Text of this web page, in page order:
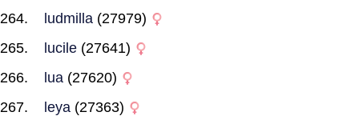
ludmilla (27979)
lucile (27641)
lua (27620)
leya (27363)